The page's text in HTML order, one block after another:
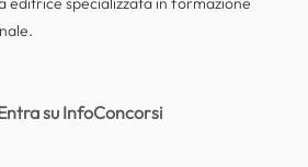
su InfoConcorsi